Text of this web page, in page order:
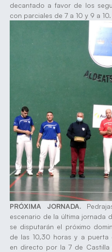
decantado a favor de los
con parciales de 7 a 10 y 9 a 10.
PRÓXIMA JORNADA.
escenario de la última jornada
se disputarán el próximo
de las 10,30 horas y a puerta
en directo por la 7 de Castilla